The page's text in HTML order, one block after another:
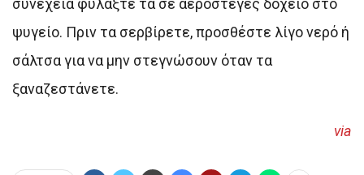
ψυγείο. Πριν τα σερβίρετε, προσθέστε λίγο νερό ή
σάλτσα για να μην στεγνώσουν όταν τα
ξαναζεστάνετε.
via